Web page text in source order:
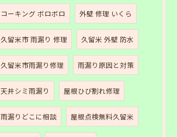
コーキング ボロボロ 外壁 修理 いくら
久留米市 雨漏り 修理 久留米 外壁 防水
久留米市雨漏り修理 雨漏り原因と対策
天井シミ雨漏り 屋根ひび割れ修理
雨漏りどこに相談 屋根点検無料久留米